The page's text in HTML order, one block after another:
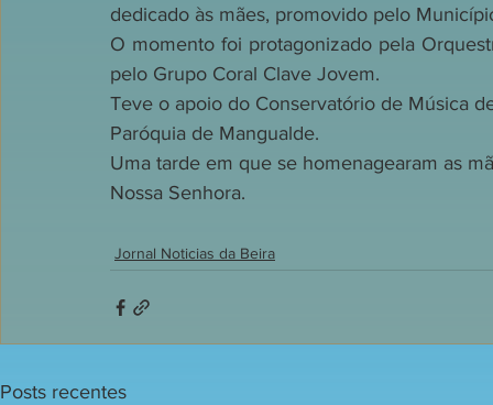
dedicado às mães, promovido pelo
O momento foi protagonizado pela
pelo Grupo Coral Clave Jovem.
Teve o apoio do Conservatório de Música
Paróquia de Mangualde.
Uma tarde em que se homenagearam as
Nossa Senhora.
Jornal Noticias da Beira
Posts recentes